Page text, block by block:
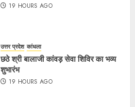
19 HOURS AGO
उत्तर प्रदेश कांधला
छठे श्री बालाजी कांवड़ सेवा शिविर का भव्य
शुभारंभ
19 HOURS AGO